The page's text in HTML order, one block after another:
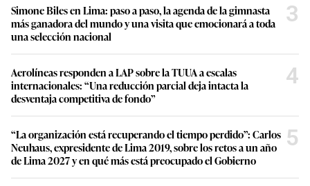
Simone Biles en Lima: paso a paso, la agenda de la gimnasta
más ganadora del mundo y una visita que emocionará a toda
una selección nacional
3
Aerolíneas responden a LAP sobre la TUUA a escalas
internacionales: “Una reducción parcial deja intacta la
desventaja competitiva de fondo”
4
“La organización está recuperando el tiempo perdido”: Carlos
Neuhaus, expresidente de Lima 2019, sobre los retos a un año
de Lima 2027 y en qué más está preocupado el Gobierno
5